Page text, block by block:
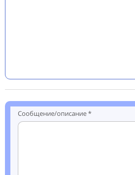
Сообщение/описание *